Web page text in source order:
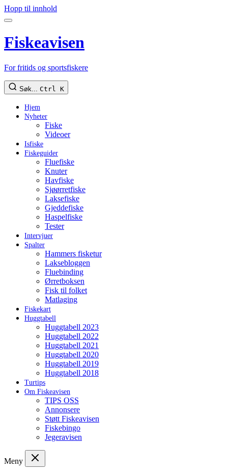
Hopp til innhold
Fiskeavisen
For fritids og sportsfiskere
Søk... Ctrl K
Hjem
Nyheter
Fiske
Videoer
Isfiske
Fiskeguider
Fluefiske
Knuter
Havfiske
Sjøørretfiske
Laksefiske
Gjeddefiske
Haspelfiske
Tester
Intervjuer
Spalter
Hammers fisketur
Laksebloggen
Fluebinding
Ørretboksen
Fisk til folket
Matlaging
Fiskekart
Huggtabell
Huggtabell 2023
Huggtabell 2022
Huggtabell 2021
Huggtabell 2020
Huggtabell 2019
Huggtabell 2018
Turtips
Om Fiskeavisen
TIPS OSS
Annonsere
Støtt Fiskeavisen
Fiskebingo
Jegeravisen
Meny